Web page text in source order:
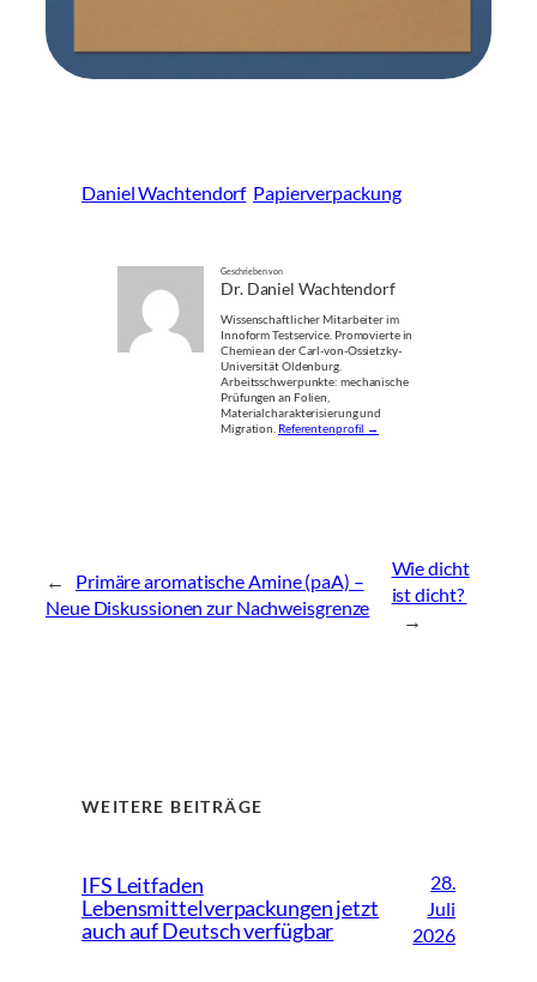
Daniel Wachtendorf Papierverpackung
Geschrieben von
Dr. Daniel Wachtendorf
Wissenschaftlicher Mitarbeiter im
Innoform Testservice. Promovierte in
Chemie an der Carl-von-Ossietzky-
Universität Oldenburg.
Arbeitsschwerpunkte: mechanische
Prüfungen an Folien,
Materialcharakterisierung und
Migration. Referentenprofil →
←
Primäre aromatische Amine (paA) –
Neue Diskussionen zur Nachweisgrenze
Wie dicht
ist dicht?
→
WEITERE BEITRÄGE
IFS Leitfaden
Lebensmittelverpackungen jetzt
auch auf Deutsch verfügbar
28.
Juli
2026